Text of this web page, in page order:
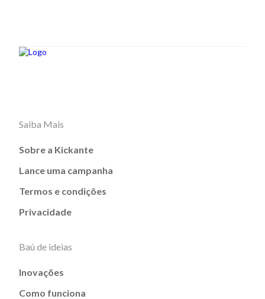
Saiba Mais
Sobre a Kickante
Lance uma campanha
Termos e condições
Privacidade
Baú de ideias
Inovações
Como funciona